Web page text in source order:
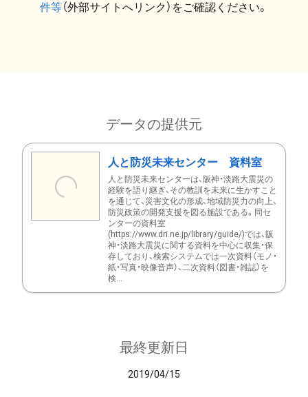
件等（外部サイトへリンク）をご確認ください。
データの提供元
人と防災未来センター 資料室
人と防災未来センターは、阪神・淡路大震災の
経験を語り継ぎ、その教訓を未来に生かすこと
を通じて、災害文化の形成、地域防災力の向上、
防災政策の開発支援を図る施設である。同セ
ンターの資料室
(https://www.dri.ne.jp/library/guide/)では、阪
神・淡路大震災に関する資料を中心に収集・保
存しており、検索システムでは一次資料（モノ・
紙・写真・映像音声）、二次資料（図書・雑誌）を
検...
最終更新日
2019/04/15